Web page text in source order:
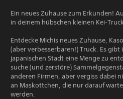
Ein neues Zuhause zum Erkunden!
in deinem hübschen kleinen Kei-
Entdecke Michis neues Zuhause,
(aber verbesserbaren!) Truck. Es gibt
japanischen Stadt eine Menge zu
suche (und zerstöre)
anderen Firmen, aber vergiss dabei
an Maskottchen, die nur darauf
werden.